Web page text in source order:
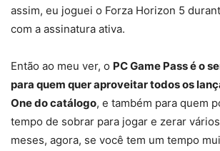
assim, eu joguei o Forza Horizon 5
com a assinatura ativa.
Então ao meu ver, o PC Game Pass é o
para quem quer aproveitar todos os
One do catálogo, e também para quem
tempo de sobrar para jogar e zerar
meses, agora, se você tem um tempo